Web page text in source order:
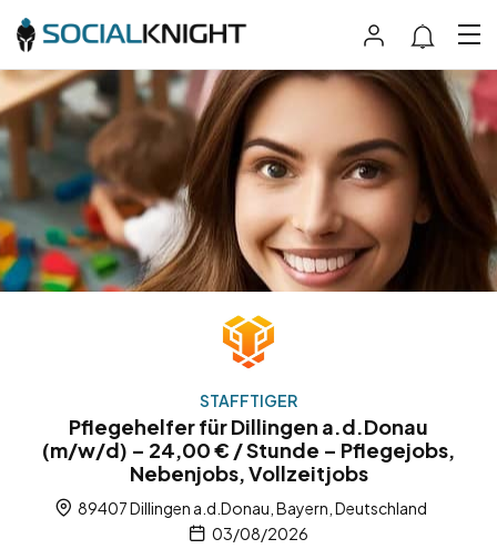
STAFFTIGER
Pflegehelfer für Dillingen a.d.Donau
(m/w/d) – 24,00 € / Stunde – Pflegejobs,
Nebenjobs, Vollzeitjobs
89407 Dillingen a.d.Donau, Bayern, Deutschland
03/08/2026